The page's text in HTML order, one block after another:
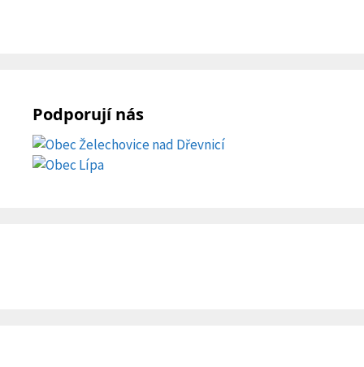
Podporují nás